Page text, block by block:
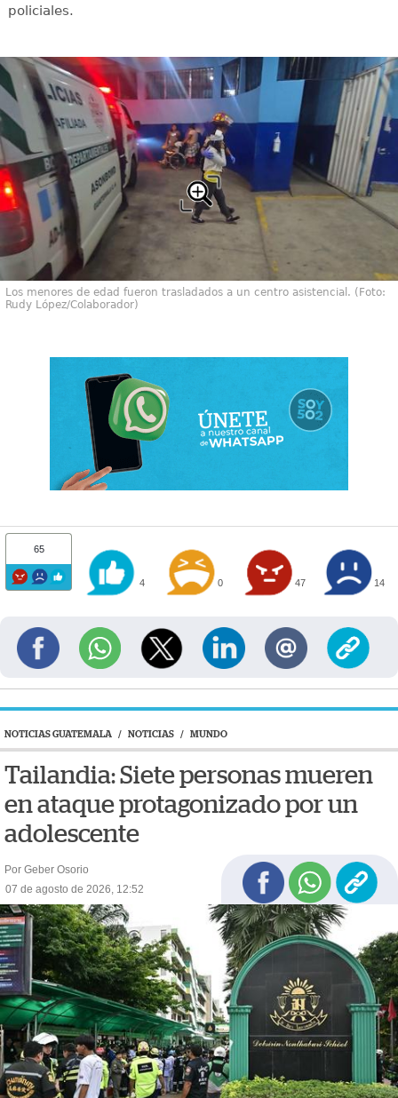
policiales.
Los menores de edad fueron trasladados a un centro asistencial. (Foto:
Rudy López/Colaborador)
65
4 0 47 14
NOTICIAS GUATEMALA / NOTICIAS / MUNDO
Tailandia: Siete personas mueren
en ataque protagonizado por un
adolescente
Por Geber Osorio
07 de agosto de 2026, 12:52